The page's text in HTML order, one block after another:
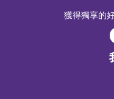
獲得獨享的